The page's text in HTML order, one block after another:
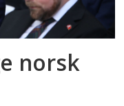
norsk